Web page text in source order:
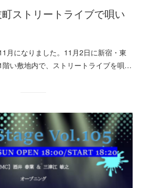
ストリートライブで唄い
月になりました。11月2日に新宿・東
階い敷地内で、ストリートライブを唄…